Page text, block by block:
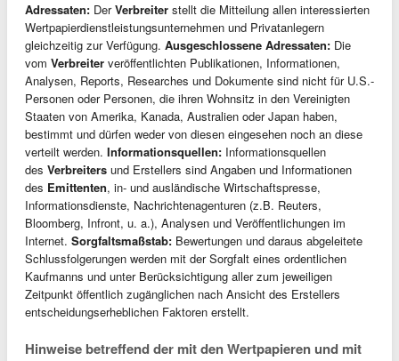
Adressaten: DerVerbreiter stellt die Mitteilung allen interessierten
Wertpapierdienstleistungsunternehmen und Privatanlegern
gleichzeitig zur Verfügung. Ausgeschlossene Adressaten: Die
vom Verbreiter veröffentlichten Publikationen, Informationen,
Analysen, Reports, Researches und Dokumente sind nicht für U.S.-
Personen oder Personen, die ihren Wohnsitz in den Vereinigten
Staaten von Amerika, Kanada, Australien oder Japan haben,
bestimmt und dürfen weder von diesen eingesehen noch an diese
verteilt werden. Informationsquellen: Informationsquellen
des Verbreiters und Erstellers sind Angaben und Informationen
des Emittenten, in- und ausländische Wirtschaftspresse,
Informationsdienste, Nachrichtenagenturen (z.B. Reuters,
Bloomberg, Infront, u. a.), Analysen und Veröffentlichungen im
Internet. Sorgfaltsmaßstab: Bewertungen und daraus abgeleitete
Schlussfolgerungen werden mit der Sorgfalt eines ordentlichen
Kaufmanns und unter Berücksichtigung aller zum jeweiligen
Zeitpunkt öffentlich zugänglichen nach Ansicht des Erstellers
entscheidungserheblichen Faktoren erstellt.
Hinweise betreffend der mit den Wertpapieren und mit